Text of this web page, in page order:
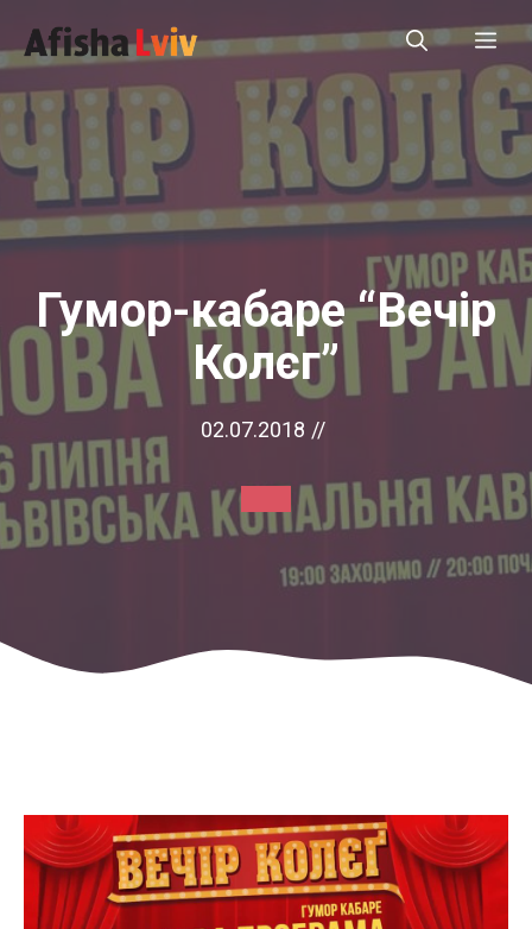
до
Гумор-кабаре “Вечір
Колєг”
02.07.2018 //